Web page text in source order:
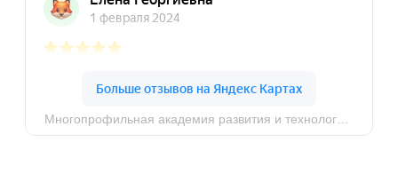
Политика конфиденциальности